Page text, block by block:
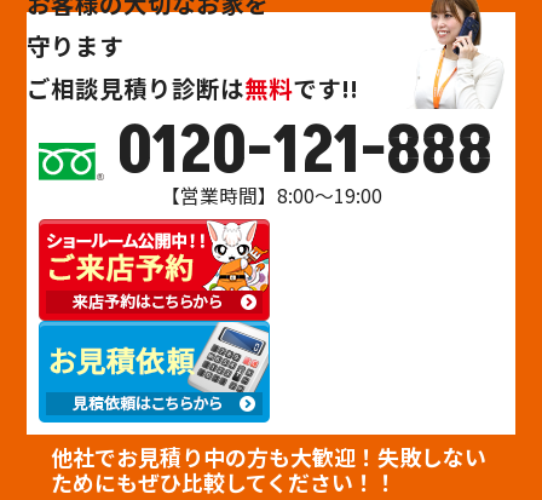
守ります
ご相談見積り診断は無料です!!
0120-121-888
【営業時間】8:00～19:00
他社でお見積り中の方も大歓迎！失敗しない
ためにもぜひ比較してください！！